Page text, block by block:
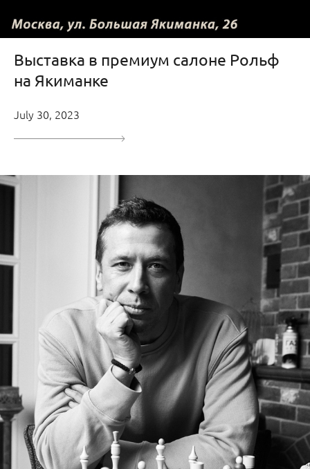
Выставка в премиум салоне Рольф
на Якиманке
July 30, 2023